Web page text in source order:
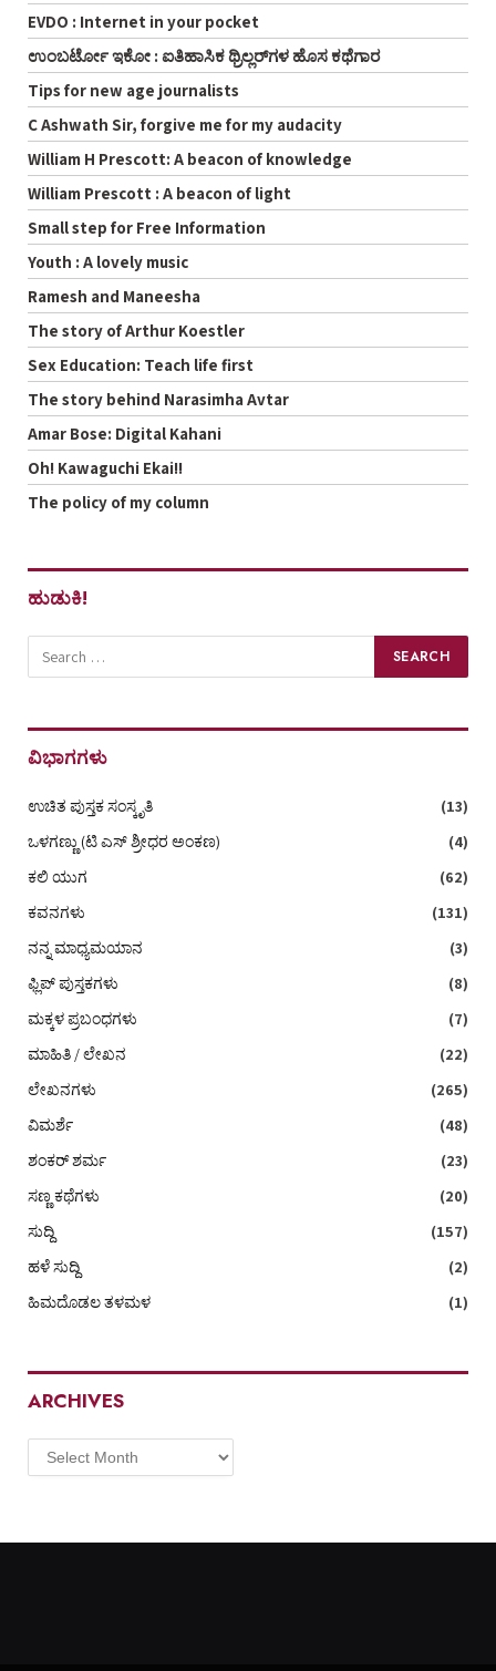
EVDO : Internet in your pocket
ಉಂಬರ್ಟೋ ಇಕೋ : ಐತಿಹಾಸಿಕ ಥ್ರಿಲ್ಲರ್‌ಗಳ ಹೊಸ ಕಥೆಗಾರ
Tips for new age journalists
C Ashwath Sir, forgive me for my audacity
William H Prescott: A beacon of knowledge
William Prescott : A beacon of light
Small step for Free Information
Youth : A lovely music
Ramesh and Maneesha
The story of Arthur Koestler
Sex Education: Teach life first
The story behind Narasimha Avtar
Amar Bose: Digital Kahani
Oh! Kawaguchi Ekai!!
The policy of my column
ಹುಡುಕಿ!
ವಿಭಾಗಗಳು
ಉಚಿತ ಪುಸ್ತಕ ಸಂಸ್ಕೃತಿ
(13)
ಒಳಗಣ್ಣು (ಟಿ ಎಸ್‌ ಶ್ರೀಧರ ಅಂಕಣ)
(4)
ಕಲಿ ಯುಗ
(62)
ಕವನಗಳು
(131)
ನನ್ನ ಮಾಧ್ಯಮಯಾನ
(3)
ಫ್ಲಿಪ್ ಪುಸ್ತಕಗಳು
(8)
ಮಕ್ಕಳ ಪ್ರಬಂಧಗಳು
(7)
ಮಾಹಿತಿ / ಲೇಖನ
(22)
ಲೇಖನಗಳು
(265)
ವಿಮರ್ಶೆ
(48)
ಶಂಕರ್ ಶರ್ಮ
(23)
ಸಣ್ಣ ಕಥೆಗಳು
(20)
ಸುದ್ದಿ
(157)
ಹಳೆ ಸುದ್ದಿ
(2)
ಹಿಮದೊಡಲ ತಳಮಳ
(1)
ARCHIVES
Archives